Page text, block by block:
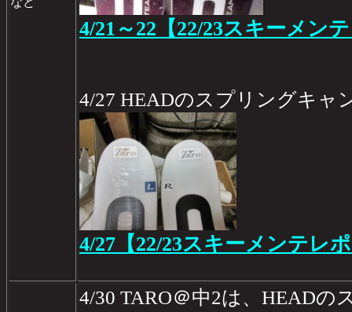
4/21～22【22/23スキーメン
4/27 HEADのスプリングキャ
4/27【22/23スキーメンテレ
4/30 TARO＠中2は、HEADの